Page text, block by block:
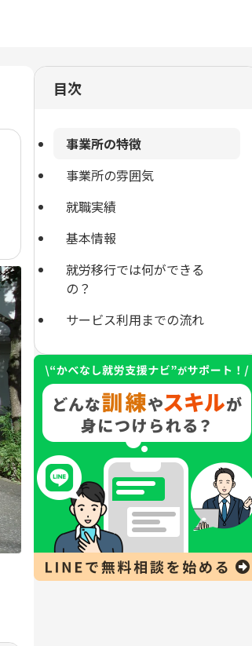
目次
事業所の特徴
事業所の雰囲気
就職実績
基本情報
就労移行では何ができる
の？
サービス利用までの流れ